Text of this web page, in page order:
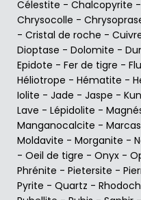
Célestite - Chalcopyrite -
Chrysocolle -
- Cristal de roche -
Dioptase - Dolomite -
Epidote - Fer de tigre -
Héliotrope - Hématite -
Iolite - Jade - Jaspe -
Lave - Lépidolite -
Manganocalcite -
Moldavite - Morganite -
- Oeil de tigre - Onyx -
Phrénite - Pietersite -
Pyrite - Quartz -